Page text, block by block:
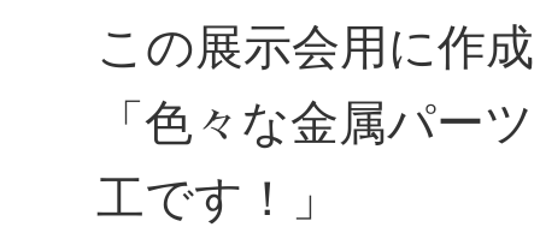
この展示会用に作
「色々な金属パー
工です！」